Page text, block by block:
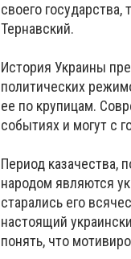
своего
Тернавский.
История Украины
политических
ее по крупицам.
событиях и могут с
Период казачества,
народом являются
старались его
настоящий
понять, что